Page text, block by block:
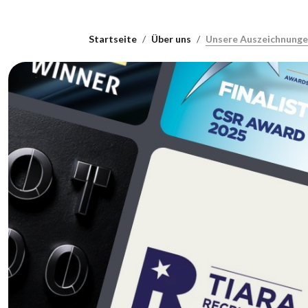
Startseite Über uns Unsere